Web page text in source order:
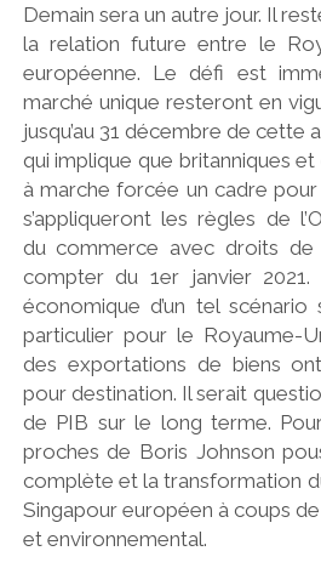
Demain sera un autre jour. Il
la relation future entre le
européenne. Le défi est
marché unique resteront en
jusqu’au 31 décembre de cette
qui implique que britanniques
à marche forcée un cadre pour
s’appliqueront les règles de
du commerce avec droits
compter du 1er janvier 2021.
économique d’un tel scénario
particulier pour le Royaume-
des exportations de biens
pour destination. Il serait
de PIB sur le long terme.
proches de Boris Johnson
complète et la transformation
Singapour européen à coups
et environnemental.